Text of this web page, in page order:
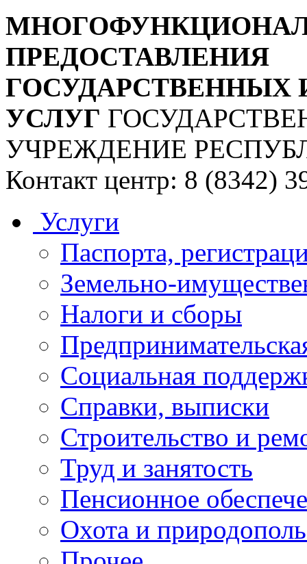
ПРЕДОСТАВЛЕНИЯ
УСЛУГ
УЧРЕЖДЕНИЕ
Контакт центр: 8 (8342)
Услуги
Паспорта,
Земельно-
Налоги и сборы
Социальная
Справки, выписки
Строительство и
Труд и занятость
Пенсионное
Охота и